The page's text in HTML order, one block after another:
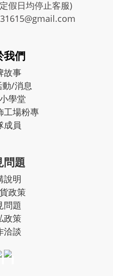
假日均停止客服)
我們
故事
動/消息
學堂
工場粉專
成員
問題
說明
政策
問題
政策
洽談